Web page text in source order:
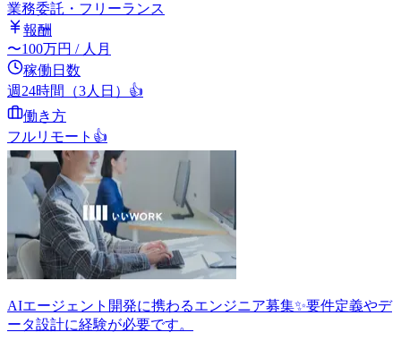
業務委託・フリーランス
報酬
〜100万円 / 人月
稼働日数
週24時間（3人日） 👍
働き方
フルリモート 👍
AIエージェント開発に携わるエンジニア募集✨要件定義やデ
ータ設計に経験が必要です。